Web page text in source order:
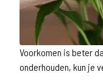
Voorkomen is beter
onderhouden, kun je